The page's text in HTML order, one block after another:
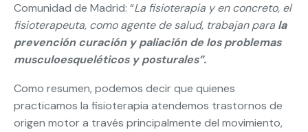
Comunidad de Madrid: “La fisioterapia y en concreto, el
fisioterapeuta, como agente de salud, trabajan para la
prevención curación y paliación de los problemas
musculoesqueléticos y posturales”.
Como resumen, podemos decir que quienes
practicamos la fisioterapia atendemos trastornos de
origen motor a través principalmente del movimiento,